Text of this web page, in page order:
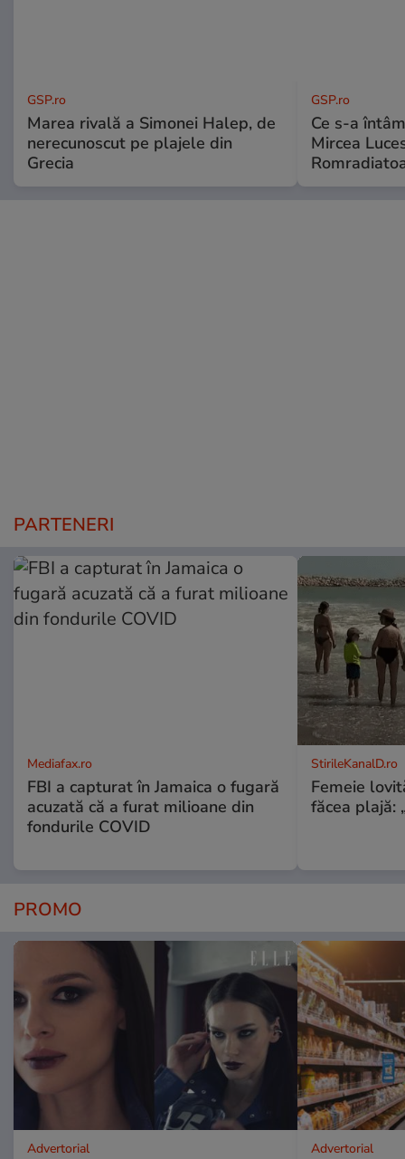
GSP.ro
Marea rivală a Simonei Halep, de
nerecunoscut pe plajele din
Grecia
GSP.ro
Ce s-a
Mircea
PARTENERI
Mediafax.ro
FBI a capturat în Jamaica o fugară
acuzată că a furat milioane din
fondurile COVID
StirileKanalD.ro
Femeie
făcea plajă:
PROMO
Advertorial Advertorial